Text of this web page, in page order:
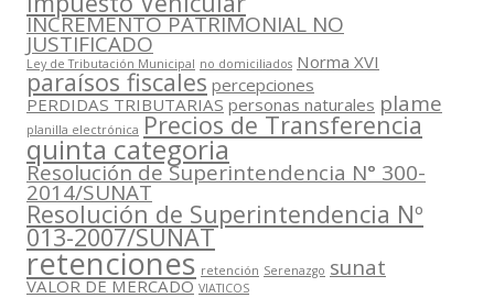
INCREMENTO PATRIMONIAL NO
JUSTIFICADO
Ley de Tributación Municipal no domiciliados Norma XVI
paraísos fiscales percepciones
PERDIDAS TRIBUTARIAS personas naturales plame
planilla electrónica Precios de Transferencia
quinta categoria
Resolución de Superintendencia N° 300-
2014/SUNAT
Resolución de Superintendencia Nº
013-2007/SUNAT
retenciones retención Serenazgo sunat
VALOR DE MERCADO VIATICOS